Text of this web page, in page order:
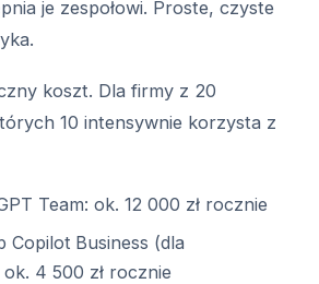
je zespołowi. Proste, czyste
koszt. Dla firmy z 20
10 intensywnie korzysta z
Team: ok. 12 000 zł rocznie
Copilot Business (dla
4 500 zł rocznie